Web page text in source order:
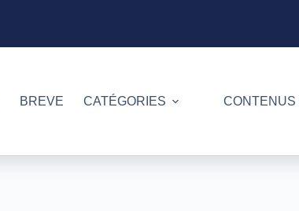
BREVE CATÉGORIES CONTENUS